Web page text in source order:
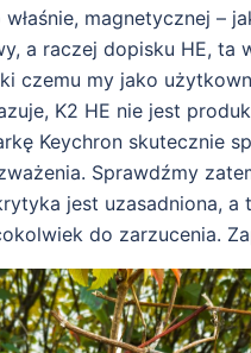
magnetycznej –
a raczej dopisku HE, ta
czemu my jako
K2 HE nie jest
Keychron skutecznie
Sprawdźmy
jest uzasadniona, a
do zarzucenia.